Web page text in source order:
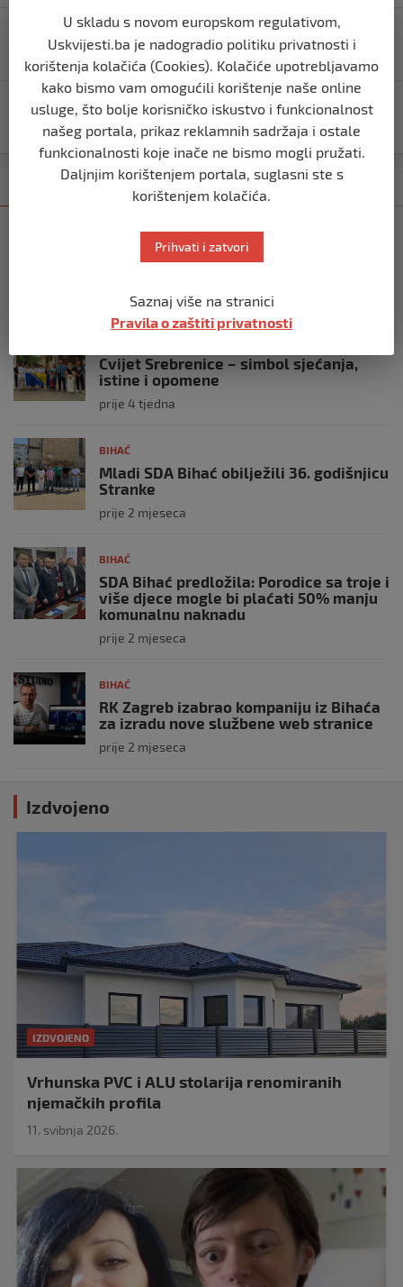
Navigacija
objava
Vijeće ministara BiH usvojilo dva ključna reformska
zakona
Ukrajina preuzela odgovornost za ubistvo ruskog
generala u Moskvi
Kategorija Najnovije
Bišćanin Anes Ramić osvojio Mont
prije 3 tjedna
Cvijet Srebrenice – simbol sjećanja,
istine i opomene
prije 4 tjedna
BIHAĆ
Mladi SDA Bihać obilježili 36. godišnjicu
Stranke
prije 2 mjeseca
BIHAĆ
SDA Bihać predložila: Porodice sa troje i
više djece mogle bi plaćati 50% manju
komunalnu naknadu
prije 2 mjeseca
BIHAĆ
RK Zagreb izabrao kompaniju iz Bihaća
za izradu nove službene web stranice
prije 2 mjeseca
Izdvojeno
IZDVOJENO
Vrhunska PVC i ALU stolarija renomiranih
njemačkih profila
11. svibnja 2026.
U skladu s novom europskom regulativom,
Uskvijesti.ba je nadogradio politiku privatnosti i
korištenja kolačića (Cookies). Kolačiće upotrebljavamo
kako bismo vam omogućili korištenje naše online
usluge, što bolje korisničko iskustvo i funkcionalnost
našeg portala, prikaz reklamnih sadržaja i ostale
funkcionalnosti koje inače ne bismo mogli pružati.
Daljnjim korištenjem portala, suglasni ste s
korištenjem kolačića.
Prihvati i zatvori
Saznaj više na stranici
Pravila o zaštiti privatnosti